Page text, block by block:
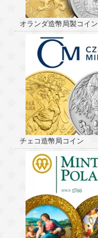
オランダ造幣局製コイン
チェコ造幣局コイン